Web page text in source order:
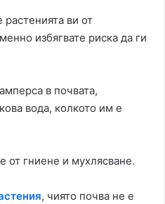
ви от
избягвате риска да ги
в почвата,
вода, колкото им е
от гниене и мухлясване.
, чиято почва не е